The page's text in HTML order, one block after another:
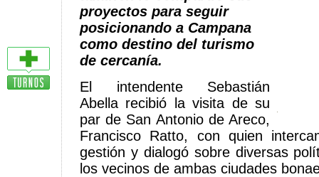
proyectos para seguir
posicionando a Campana
como destino del turismo
de cercanía.
El intendente Sebastián
Abella recibió la visita de su
par de San Antonio de Areco,
Francisco Ratto, con quien
gestión y dialogó sobre diversas
los vecinos de ambas ciudades